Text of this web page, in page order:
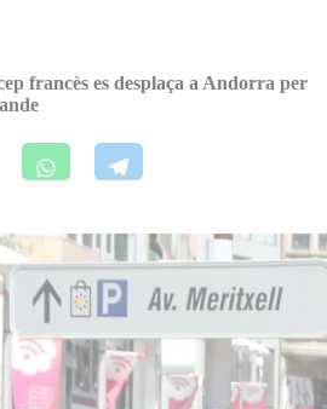
francès es desplaça a Andorra per